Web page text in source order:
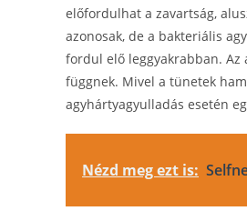
előfordulhat a zavartság,
azonosak, de a bakteriális
fordul elő leggyakrabban. Az
függnek. Mivel a tünetek
agyhártyagyulladás esetén
Nézd meg ezt is: